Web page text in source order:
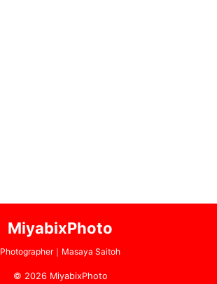
MiyabixPhoto
Photographer｜Masaya Saitoh
© 2026 MiyabixPhoto